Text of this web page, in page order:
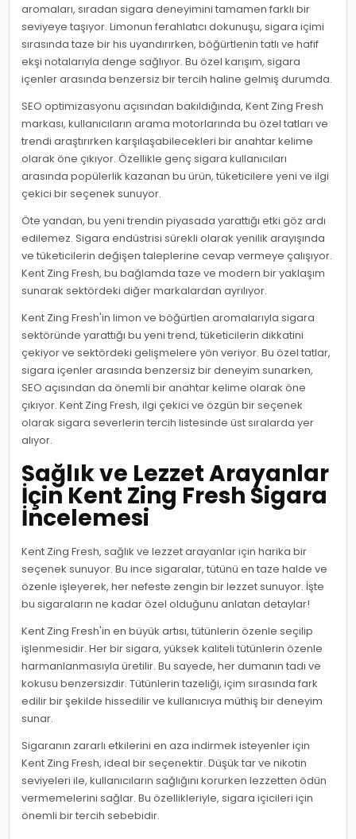
aromaları, sıradan sigara deneyimini tamamen farklı bir
seviyeye taşıyor. Limonun ferahlatıcı dokunuşu, sigara içimi
sırasında taze bir his uyandırırken, böğürtlenin tatlı ve hafif
ekşi notalarıyla denge sağlıyor. Bu özel karışım, sigara
içenler arasında benzersiz bir tercih haline gelmiş durumda.
SEO optimizasyonu açısından bakıldığında, Kent Zing Fresh
markası, kullanıcıların arama motorlarında bu özel tatları ve
trendi araştırırken karşılaşabilecekleri bir anahtar kelime
olarak öne çıkıyor. Özellikle genç sigara kullanıcıları
arasında popülerlik kazanan bu ürün, tüketicilere yeni ve ilgi
çekici bir seçenek sunuyor.
Öte yandan, bu yeni trendin piyasada yarattığı etki göz ardı
edilemez. Sigara endüstrisi sürekli olarak yenilik arayışında
ve tüketicilerin değişen taleplerine cevap vermeye çalışıyor.
Kent Zing Fresh, bu bağlamda taze ve modern bir yaklaşım
sunarak sektördeki diğer markalardan ayrılıyor.
Kent Zing Fresh'in limon ve böğürtlen aromalarıyla sigara
sektöründe yarattığı bu yeni trend, tüketicilerin dikkatini
çekiyor ve sektördeki gelişmelere yön veriyor. Bu özel tatlar,
sigara içenler arasında benzersiz bir deneyim sunarken,
SEO açısından da önemli bir anahtar kelime olarak öne
çıkıyor. Kent Zing Fresh, ilgi çekici ve özgün bir seçenek
olarak sigara severlerin tercih listesinde üst sıralarda yer
alıyor.
Sağlık ve Lezzet Arayanlar
İçin Kent Zing Fresh Sigara
İncelemesi
Kent Zing Fresh, sağlık ve lezzet arayanlar için harika bir
seçenek sunuyor. Bu ince sigaralar, tütünü en taze halde ve
özenle işleyerek, her nefeste zengin bir lezzet sunuyor. İşte
bu sigaraların ne kadar özel olduğunu anlatan detaylar!
Kent Zing Fresh'in en büyük artısı, tütünlerin özenle seçilip
işlenmesidir. Her bir sigara, yüksek kaliteli tütünlerin özenle
harmanlanmasıyla üretilir. Bu sayede, her dumanın tadı ve
kokusu benzersizdir. Tütünlerin tazeliği, içim sırasında fark
edilir bir şekilde hissedilir ve kullanıcıya müthiş bir deneyim
sunar.
Sigaranın zararlı etkilerini en aza indirmek isteyenler için
Kent Zing Fresh, ideal bir seçenektir. Düşük tar ve nikotin
seviyeleri ile, kullanıcıların sağlığını korurken lezzetten ödün
vermemelerini sağlar. Bu özellikleriyle, sigara içicileri için
önemli bir tercih sebebidir.